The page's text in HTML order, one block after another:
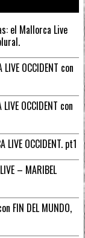
el Mallorca Live
LIVE OCCIDENT con
OCCIDENT con
LIVE OCCIDENT. pt1
– MARIBEL
FIN DEL MUNDO,